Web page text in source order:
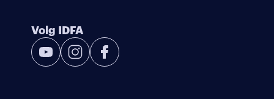
Volg IDFA